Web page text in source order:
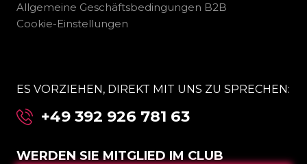
Allgemeine Geschäftsbedingungen B2B
Cookie-Einstellungen
ES VORZIEHEN, DIREKT MIT UNS ZU SPRECHEN:
+49 392 926 781 63
WERDEN SIE MITGLIED IM CLUB